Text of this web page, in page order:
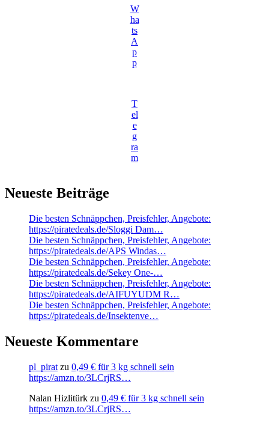
W
ha
ts
A
p
p
T
el
e
g
ra
m
Neueste Beiträge
Die besten Schnäppchen, Preisfehler, Angebote:
https://piratedeals.de/Sloggi Dam…
Die besten Schnäppchen, Preisfehler, Angebote:
https://piratedeals.de/APS Windas…
Die besten Schnäppchen, Preisfehler, Angebote:
https://piratedeals.de/Sekey One-…
Die besten Schnäppchen, Preisfehler, Angebote:
https://piratedeals.de/AIFUYUDM R…
Die besten Schnäppchen, Preisfehler, Angebote:
https://piratedeals.de/Insektenve…
Neueste Kommentare
pl_pirat zu 0,49 € für 3 kg schnell sein
https://amzn.to/3LCrjRS…
Nalan Hizlitürk zu 0,49 € für 3 kg schnell sein
https://amzn.to/3LCrjRS…